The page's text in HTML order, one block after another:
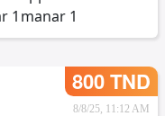
800 TND
8/8/25, 11:12 AM